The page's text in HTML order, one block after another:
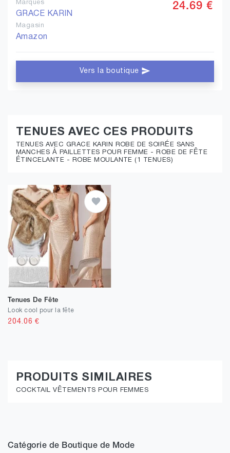
Marques
GRACE KARIN
Magasin
Amazon
24.69 €
Vers la boutique
TENUES AVEC CES PRODUITS
TENUES AVEC GRACE KARIN ROBE DE SOIRÉE SANS
MANCHES À PAILLETTES POUR FEMME - ROBE DE FÊTE
ÉTINCELANTE - ROBE MOULANTE (1 TENUES)
Tenues De Fête
Look cool pour la fête
204.06 €
PRODUITS SIMILAIRES
COCKTAIL VÊTEMENTS POUR FEMMES
Catégorie de Boutique de Mode